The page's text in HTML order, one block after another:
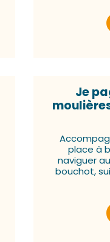
Je
place à
naviguer
bouchot,